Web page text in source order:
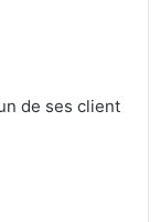
de ses client